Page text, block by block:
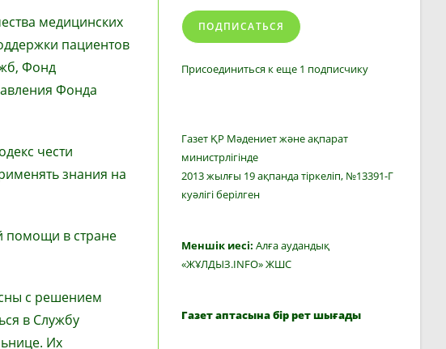
медицинских
пациентов
Фонд
Фонда
чести
знания на
помощи в стране
с решением
в Службу
Их
ПОДПИСАТЬСЯ
Присоединиться к еще 1 подписчику
Газет ҚР Мәдениет және ақпарат
министрлігінде
2013 жылғы 19 ақпанда тіркеліп, №13391-Г
куәлігі берілген
Меншік иесі: Алға аудандық
«ЖҰЛДЫЗ.INFO» ЖШС
Газет аптасына бір рет шығады